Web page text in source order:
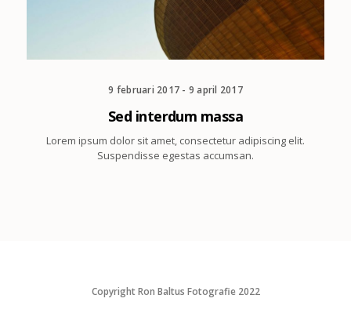
9 februari 2017 - 9 april 2017
Sed interdum massa
Lorem ipsum dolor sit amet, consectetur adipiscing elit.
Suspendisse egestas accumsan.
Copyright Ron Baltus Fotografie 2022